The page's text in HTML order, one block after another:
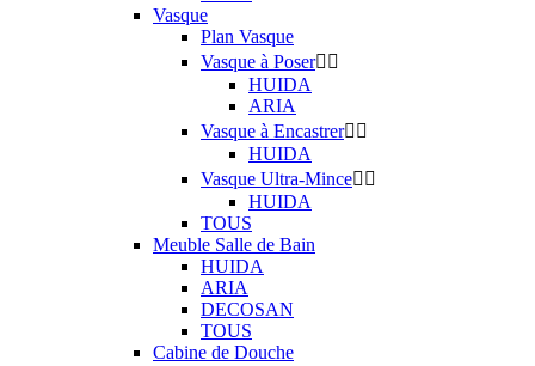
Vasque
Plan Vasque
Vasque à Poser 
HUIDA
ARIA
Vasque à Encastrer 
HUIDA
Vasque Ultra-Mince 
HUIDA
TOUS
Meuble Salle de Bain
HUIDA
ARIA
DECOSAN
TOUS
Cabine de Douche